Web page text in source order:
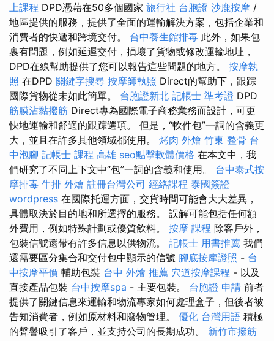
上課程 DPD憑藉在50多個國家 旅行社 台胞證 沙鹿按摩 /
地區提供的服務，提供了全面的運輸解決方案，包括企業和
消費者的快遞和跨境交付。 台中養生館排毒 此外，如果包
裹有問題，例如延遲交付，損壞了貨物或修改運輸地址，
DPD在線幫助提供了您可以報告這些問題的地方。 按摩執
照 在DPD 關鍵字搜尋 按摩師執照 Direct的幫助下，跟踪
國際貨物從未如此簡單。 台胞證新北 記帳士 準考證 DPD
筋膜沾黏撥筋 Direct專為國際電子商務業務而設計，可更
快地運輸和舒適的跟踪選項。 但是，“軟件包”一詞的含義更
大，並且在許多其他領域都使用。 烤肉 外燴 竹東 整骨 台
中泡腳 記帳士 課程 高雄 seo點擊軟體價格 在本文中，我
們研究了不同上下文中“包”一詞的含義和使用。 台中泰式按
摩排毒 牛排 外燴 註冊台灣公司 經絡課程 泰國簽證
wordpress 在國際托運方面，交貨時間可能會大大差異，
具體取決於目的地和所選擇的服務。 誤解可能包括任何額
外費用，例如特殊計劃或優質飲料。 按摩 課程 除客戶外，
包裝信號還帶有許多信息以供物流。 記帳士 用書推薦 我們
還需要區分集合和交付包中顯示的信號 腳底按摩證照 - 台
中按摩平價 輔助包裝 台中 外燴 推薦 穴道按摩課程 - 以及
直接產品包裝 台中按摩spa - 主要包裝。 台胞證 申請 前者
提供了關鍵信息來運輸和物流專家如何處理盒子，但後者被
告知消費者，例如原材料和廢物管理。 優化 台灣用語 積極
的聲譽吸引了客戶，並支持公司的長期成功。 新竹市撥筋